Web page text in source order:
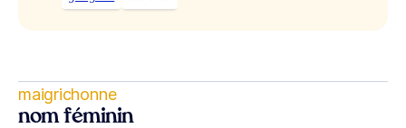
maigrichonne
nom féminin